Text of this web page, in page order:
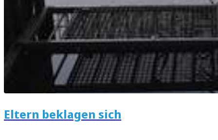
Eltern beklagen sich